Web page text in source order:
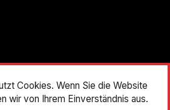
Cookies. Wenn Sie die Website
wir von Ihrem Einverständnis aus.